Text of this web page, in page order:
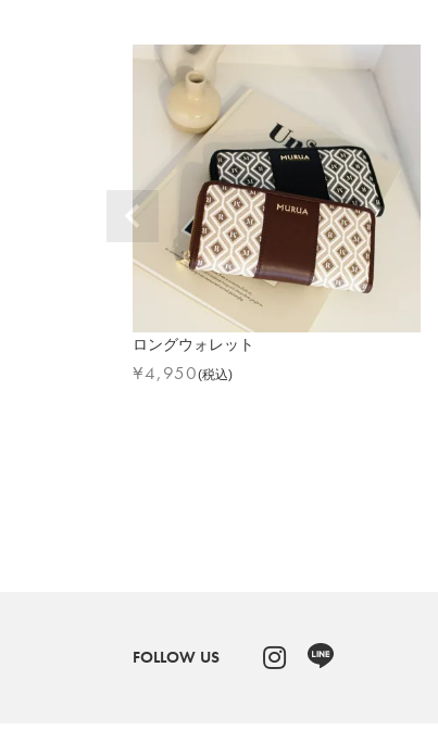
ロングウォレット
¥4,950(税込)
FOLLOW US